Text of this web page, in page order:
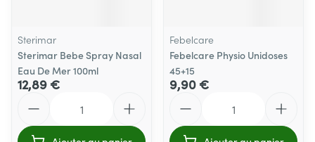
Sterimar
Sterimar Bebe Spray Nasal
Eau De Mer 100ml
12,89 €
Febelcare
Febelcare Physio Unidoses
45+15
9,90 €